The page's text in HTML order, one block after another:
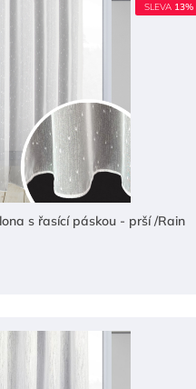
SLEVA 13%
s řasící páskou - prší /Rain